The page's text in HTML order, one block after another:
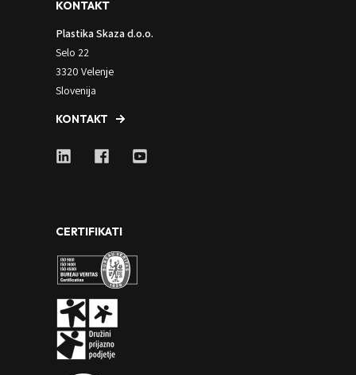
KONTAKT
Plastika Skaza d.o.o.
Selo 22
3320 Velenje
Slovenija
KONTAKT
CERTIFIKATI